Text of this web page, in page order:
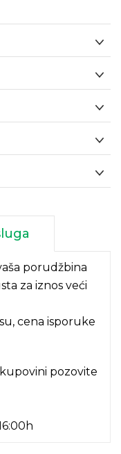
porudžbina
za iznos veći
cena isporuke
pozovite